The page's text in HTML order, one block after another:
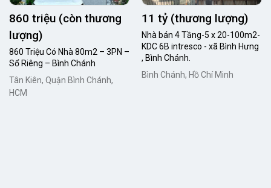
860 triệu (còn thương
lượng)
860 Triệu Có Nhà 80m2 – 3PN –
Sổ Riêng – Bình Chánh
Tân Kiên, Quận Bình Chánh,
HCM
11 tỷ (thương lượng)
Nhà bán 4 Tầng-5 x 20-100m2-
KDC 6B intresco - xã Bình Hưng
, Bình Chánh.
Bình Chánh, Hồ Chí Minh